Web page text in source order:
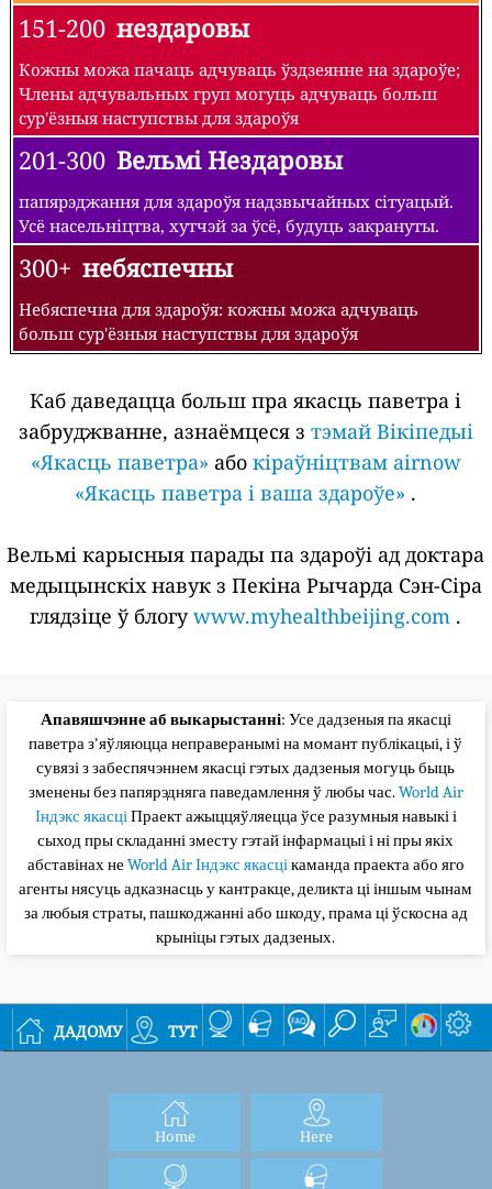
151-200 нездаровы
Кожны можа пачаць адчуваць ўздзеянне на здароўе;
Члены адчувальных груп могуць адчуваць больш
сур'ёзныя наступствы для здароўя
201-300 Вельмі Нездаровы
папярэджання для здароўя надзвычайных сітуацый.
Усё насельніцтва, хутчэй за ўсё, будуць закрануты.
300+ небяспечны
Небяспечна для здароўя: кожны можа адчуваць
больш сур'ёзныя наступствы для здароўя
Каб даведацца больш пра якасць паветра і
забруджванне, азнаёмцеся з тэмай Вікіпедыі
«Якасць паветра» або кіраўніцтвам airnow
«Якасць паветра і ваша здароўе» .
Вельмі карысныя парады па здароўі ад доктара
медыцынскіх навук з Пекіна Рычарда Сэн-Сіра
глядзіце ў блогуwww.myhealthbeijing.com .
Апавяшчэнне аб выкарыстанні: Усе дадзеныя па якасці
паветра з'яўляюцца неправеранымі на момант публікацыі, і ў
сувязі з забеспячэннем якасці гэтых дадзеныя могуць быць
зменены без папярэдняга паведамлення ў любы час.World Air
Індэкс якасціПраект ажыццяўляецца ўсе разумныя навыкі і
сыход пры складанні зместу гэтай інфармацыі і ні пры якіх
абставінах не World Air Індэкс якасцікаманда праекта або яго
агенты нясуць адказнасць у кантракце, деликта ці іншым чынам
за любыя страты, пашкоджанні або шкоду, прама ці ўскосна ад
крыніцы гэтых дадзеных.
дадому тут
Home Here